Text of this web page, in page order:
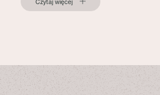
Czytaj więcej